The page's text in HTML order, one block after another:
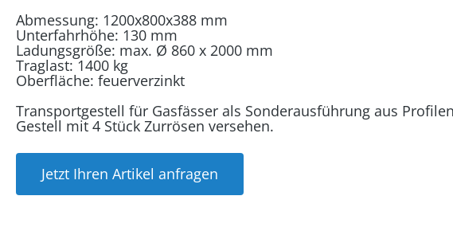
Abmessung: 1200x800x388 mm
Unterfahrhöhe: 130 mm
Ladungsgröße: max. Ø 860 x 2000 mm
Traglast: 1400 kg
Oberfläche: feuerverzinkt
Transportgestell für Gasfässer als Sonderausführung aus
Gestell mit 4 Stück Zurrösen versehen.
Jetzt Ihren Artikel anfragen